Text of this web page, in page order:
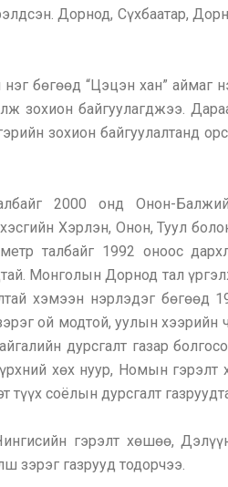
Дорнод, Сүхбаатар,
бөгөөд “Цэцэн хан” аймаг
зохион байгуулагджээ.
зохион байгуулалтанд
2000 онд Онон-
Хэрлэн, Онон, Туул
талбайг 1992 оноос
Монголын Дорнод тал
хэмээн нэрлэдэг бөгөөд
ой модтой, уулын
дурсгалт газар
хөх нуур, Номын гэрэлт
соёлын дурсгалт
гэрэлт хөшөө,
зэрэг газрууд тодорчээ.